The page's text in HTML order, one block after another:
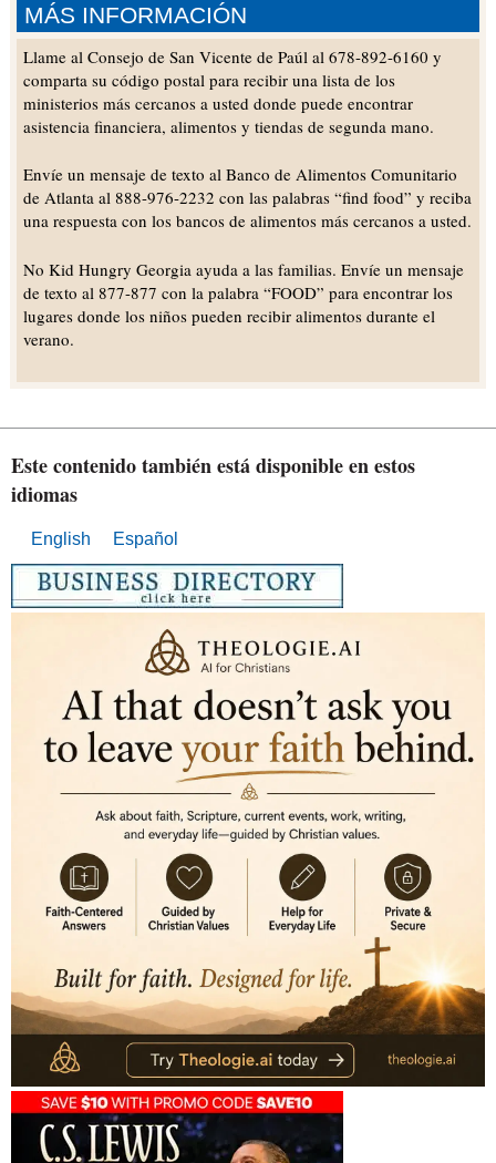
MÁS INFORMACIÓN
Llame al Consejo de San Vicente de Paúl al 678-892-6160 y
comparta su código postal para recibir una lista de los
ministerios más cercanos a usted donde puede encontrar
asistencia financiera, alimentos y tiendas de segunda mano.
Envíe un mensaje de texto al Banco de Alimentos Comunitario
de Atlanta al 888-976-2232 con las palabras “find food” y reciba
una respuesta con los bancos de alimentos más cercanos a usted.
No Kid Hungry Georgia ayuda a las familias. Envíe un mensaje
de texto al 877-877 con la palabra “FOOD” para encontrar los
lugares donde los niños pueden recibir alimentos durante el
verano.
Este contenido también está disponible en estos
idiomas
English Español